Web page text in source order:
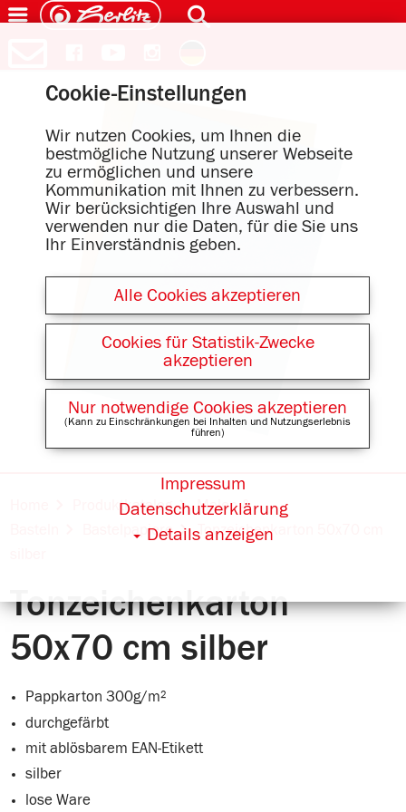
Produktkatalog
Malen &
Bastelpapiere
Tonzeichenkarton 50x70 cm
Tonzeichenkarton
50x70 cm silber
Pappkarton 300g/m²
durchgefärbt
mit ablösbarem EAN-Etikett
silber
lose Ware
Cookie-Einstellungen
Wir nutzen Cookies, um Ihnen die
bestmögliche Nutzung unserer Webseite
zu ermöglichen und unsere
Kommunikation mit Ihnen zu verbessern.
Wir berücksichtigen Ihre Auswahl und
verwenden nur die Daten, für die Sie uns
Ihr Einverständnis geben.
Alle Cookies akzeptieren
Cookies für Statistik-Zwecke
akzeptieren
Nur notwendige Cookies akzeptieren
(Kann zu Einschränkungen bei Inhalten und Nutzungserlebnis
führen)
Details anzeigen
Datenschutzerklärung
Impressum